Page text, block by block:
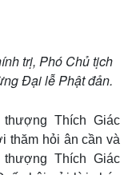
trị, Phó Chủ tịch
Đại lễ Phật đản.
Thích Giác
thăm hỏi ân cần và
Thích Giác